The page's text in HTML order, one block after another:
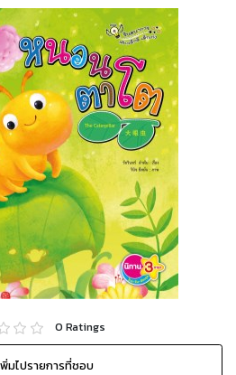
0 Ratings
พิ่มไปรายการที่ชอบ